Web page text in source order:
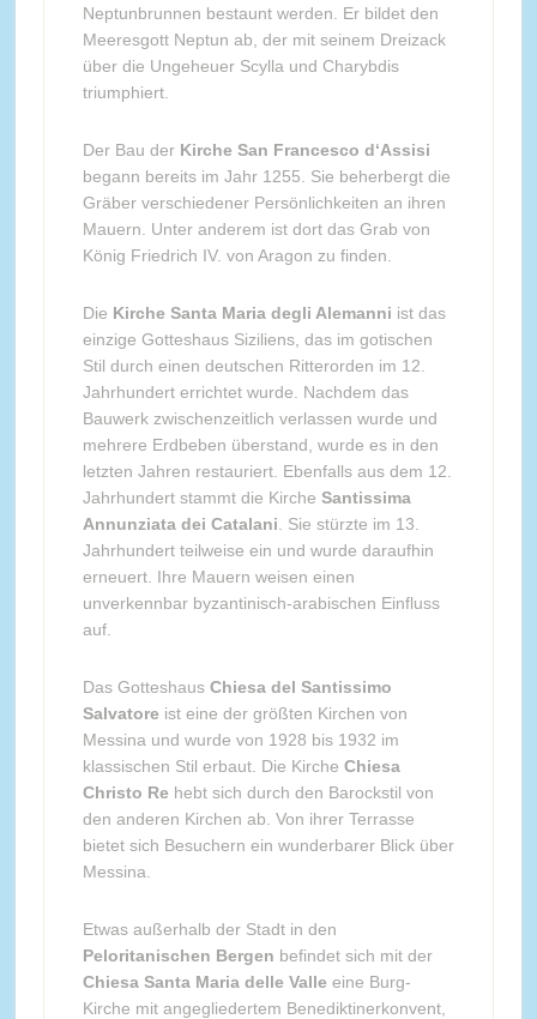
Neptunbrunnen bestaunt werden. Er bildet den
Meeresgott Neptun ab, der mit seinem Dreizack
über die Ungeheuer Scylla und Charybdis
triumphiert.
Der Bau der Kirche San Francesco d‘Assisi
begann bereits im Jahr 1255. Sie beherbergt die
Gräber verschiedener Persönlichkeiten an ihren
Mauern. Unter anderem ist dort das Grab von
König Friedrich IV. von Aragon zu finden.
Die Kirche Santa Maria degli Alemanni ist das
einzige Gotteshaus Siziliens, das im gotischen
Stil durch einen deutschen Ritterorden im 12.
Jahrhundert errichtet wurde. Nachdem das
Bauwerk zwischenzeitlich verlassen wurde und
mehrere Erdbeben überstand, wurde es in den
letzten Jahren restauriert. Ebenfalls aus dem 12.
Jahrhundert stammt die Kirche Santissima
Annunziata dei Catalani . Sie stürzte im 13.
Jahrhundert teilweise ein und wurde daraufhin
erneuert. Ihre Mauern weisen einen
unverkennbar byzantinisch-arabischen Einfluss
auf.
Das Gotteshaus Chiesa del Santissimo
Salvatore ist eine der größten Kirchen von
Messina und wurde von 1928 bis 1932 im
klassischen Stil erbaut. Die Kirche Chiesa
Christo Re hebt sich durch den Barockstil von
den anderen Kirchen ab. Von ihrer Terrasse
bietet sich Besuchern ein wunderbarer Blick über
Messina.
Etwas außerhalb der Stadt in den
Peloritanischen Bergen befindet sich mit der
Chiesa Santa Maria delle Valle eine Burg-
Kirche mit angegliedertem Benediktinerkonvent,